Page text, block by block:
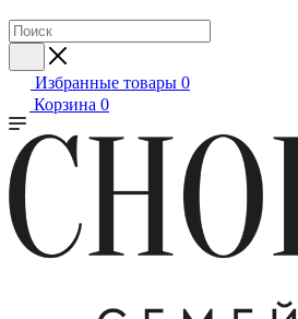
Избранные товары 0
Корзина 0